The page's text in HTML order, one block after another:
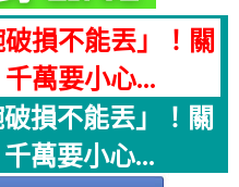
損不能丟」！關
萬要小心...
損不能丟」！關
萬要小心...